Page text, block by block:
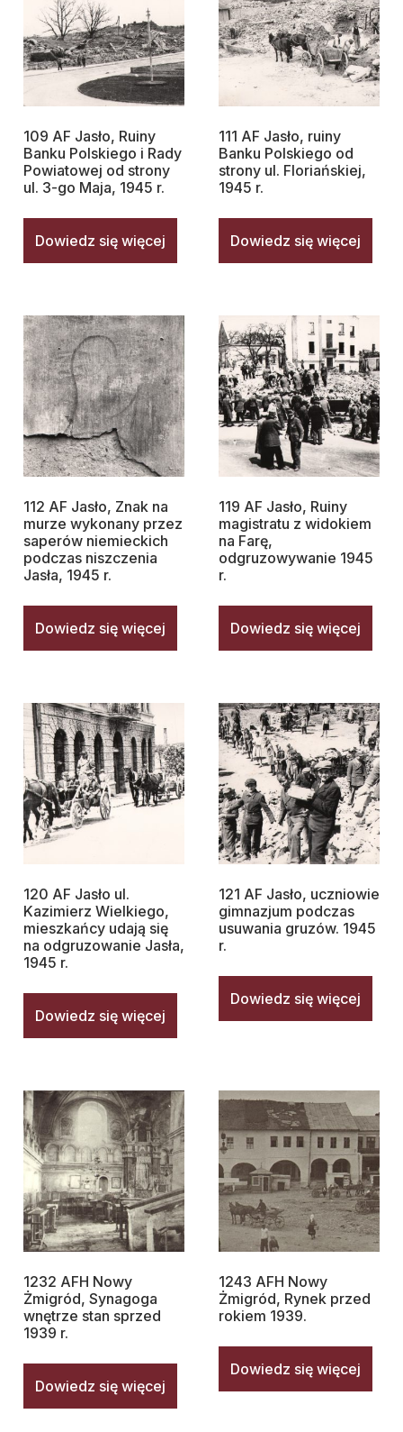
109 AF Jasło, Ruiny
Banku Polskiego i Rady
Powiatowej od strony
ul. 3-go Maja, 1945 r.
Dowiedz się więcej
111 AF Jasło, ruiny
Banku Polskiego od
strony ul. Floriańskiej,
1945 r.
Dowiedz się więcej
112 AF Jasło, Znak na
murze wykonany przez
saperów niemieckich
podczas niszczenia
Jasła, 1945 r.
Dowiedz się więcej
119 AF Jasło, Ruiny
magistratu z widokiem
na Farę,
odgruzowywanie 1945
r.
Dowiedz się więcej
120 AF Jasło ul.
Kazimierz Wielkiego,
mieszkańcy udają się
na odgruzowanie Jasła,
1945 r.
Dowiedz się więcej
121 AF Jasło, uczniowie
gimnazjum podczas
usuwania gruzów. 1945
r.
Dowiedz się więcej
1232 AFH Nowy
Żmigród, Synagoga
wnętrze stan sprzed
1939 r.
Dowiedz się więcej
1243 AFH Nowy
Żmigród, Rynek przed
rokiem 1939.
Dowiedz się więcej